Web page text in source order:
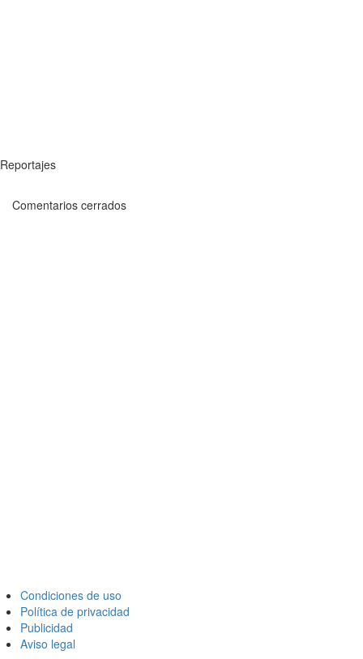
Reportajes
Comentarios cerrados
Condiciones de uso
Política de privacidad
Publicidad
Aviso legal